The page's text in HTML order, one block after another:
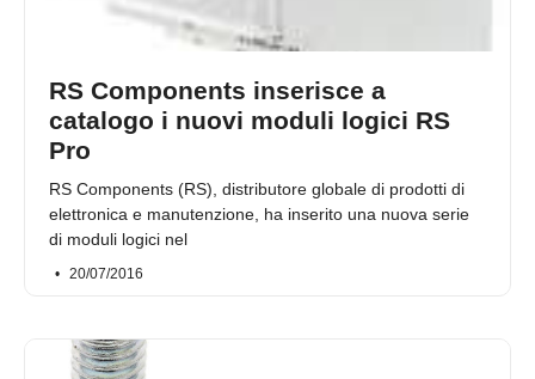
RS Components inserisce a
catalogo i nuovi moduli logici RS
Pro
RS Components (RS), distributore globale di prodotti di
elettronica e manutenzione, ha inserito una nuova serie
di moduli logici nel
20/07/2016